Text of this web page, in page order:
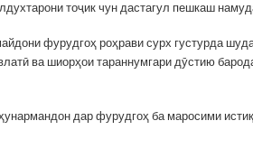
тоҷик чун дастагул пешкаш
фурудгоҳ роҳрави сурх густурда
ва шиорҳои тараннумгари дӯстию
дар фурудгоҳ ба маросими